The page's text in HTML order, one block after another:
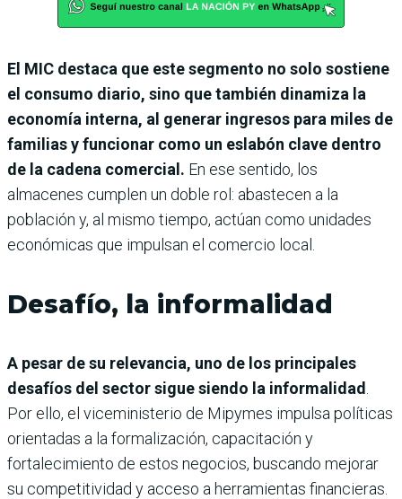
El MIC destaca que este segmento no solo sostiene
el consumo diario, sino que también dinamiza la
economía interna, al generar ingresos para miles de
familias y funcionar como un eslabón clave dentro
de la cadena comercial. En ese sentido, los
almacenes cumplen un doble rol: abastecen a la
población y, al mismo tiempo, actúan como unidades
económicas que impulsan el comercio local.
Desafío, la informalidad
A pesar de su relevancia, uno de los principales
desafíos del sector sigue siendo la informalidad
Por ello, el viceministerio de Mipymes impulsa políticas
orientadas a la formalización, capacitación y
fortalecimiento de estos negocios, buscando mejorar
su competitividad y acceso a herramientas financieras.